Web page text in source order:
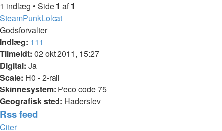
1 indlæg • Side 1 af1
SteamPunkLolcat
Godsforvalter
Indlæg: 111
Tilmeldt: 02 okt 2011, 15:27
Digital: Ja
Scale: H0 - 2-rail
Skinnesystem: Peco code 75
Geografisk sted: Haderslev
Rss feed
Citer